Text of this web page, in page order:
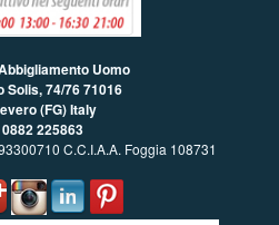
Uomo
Solis, 74/7671016
(FG) Italy
225863
C.C.I.A.A. Foggia 108731